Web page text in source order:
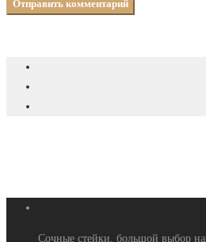
Сочные стейки, большой выбор